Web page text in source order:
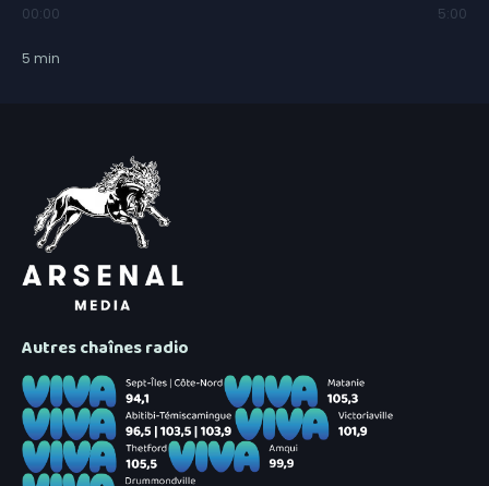
00:00 5:00
5 min
Autres chaînes radio